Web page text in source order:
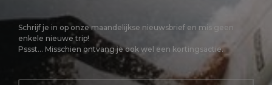
Schrijf je in op onze maandelijkse nieuwsbrief en mis geen
enkele nieuwe trip!
Pssst... Misschien ontvang je ook wel een kortingsactie.